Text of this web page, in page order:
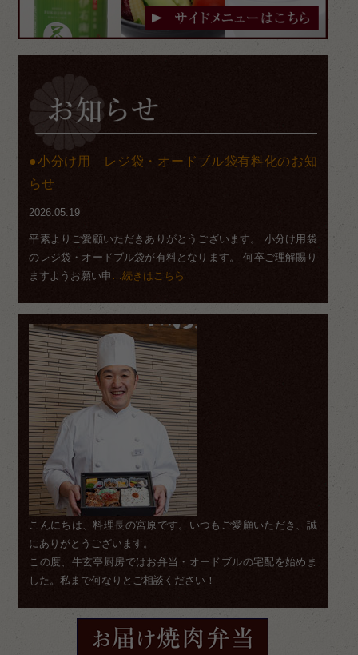
小分け用 レジ袋・オードブル袋有料化のお知
らせ
2026.05.19
平素よりご愛顧いただきありがとうございます。 小分け用袋
のレジ袋・オードブル袋が有料となります。 何卒ご理解賜り
ますようお願い申
…続きはこちら
こんにちは、料理長の宮原です。いつもご愛顧いただき、誠
にありがとうございます。
この度、牛玄亭厨房ではお弁当・オードブルの宅配を始めま
した。私まで何なりとご相談ください！